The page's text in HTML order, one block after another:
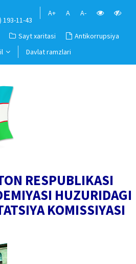
11-43
A+ A A-
Sayt xaritasi
Antikorrupsiya
Davlat ramzlari
RESPUBLIKASI
HUZURIDAGI
KOMISSIYASI